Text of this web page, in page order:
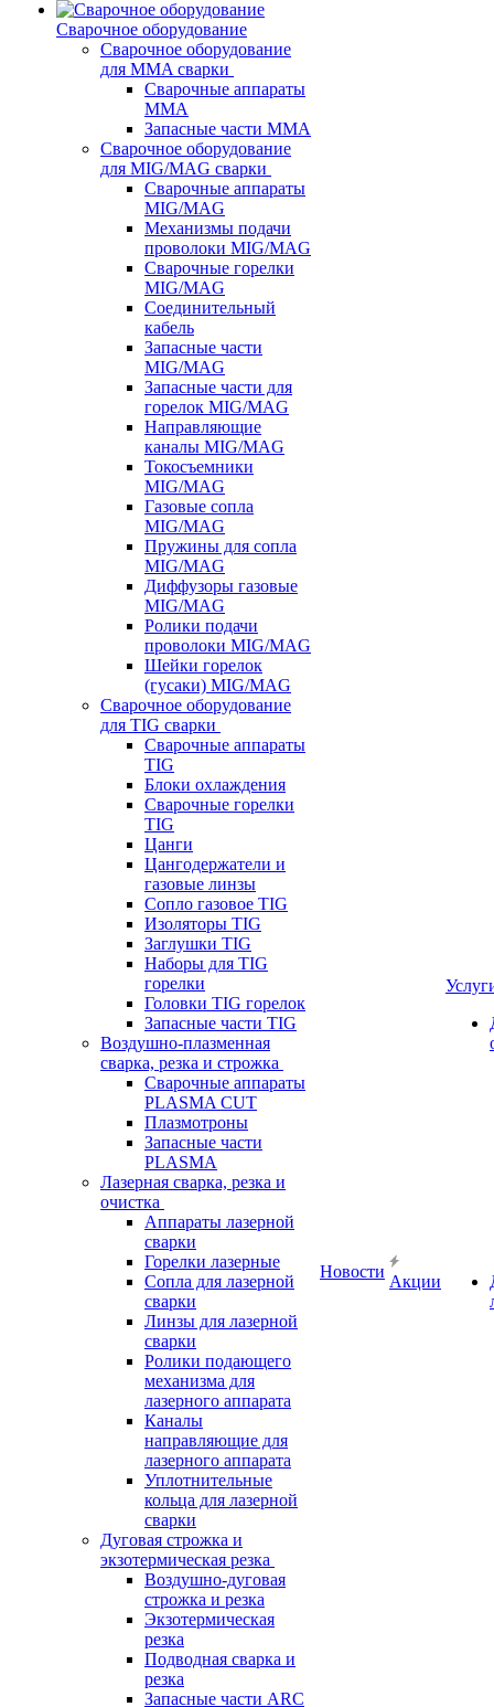
Сварочное оборудование
Сварочное оборудование
для MMA сварки
Сварочные аппараты
MMA
Запасные части MMA
Сварочное оборудование
для MIG/MAG сварки
Сварочные аппараты
MIG/MAG
Механизмы подачи
проволоки MIG/MAG
Сварочные горелки
MIG/MAG
Соединительный
кабель
Запасные части
MIG/MAG
Запасные части для
горелок MIG/MAG
Направляющие
каналы MIG/MAG
Токосъемники
MIG/MAG
Газовые сопла
MIG/MAG
Пружины для сопла
MIG/MAG
Диффузоры газовые
MIG/MAG
Ролики подачи
проволоки MIG/MAG
Шейки горелок
(гусаки) MIG/MAG
Сварочное оборудование
для TIG сварки
Сварочные аппараты
TIG
Блоки охлаждения
Сварочные горелки
TIG
Цанги
Цангодержатели и
газовые линзы
Сопло газовое TIG
Изоляторы TIG
Заглушки TIG
Наборы для TIG
горелки
Головки TIG горелок
Запасные части TIG
Воздушно-плазменная
сварка, резка и строжка
Сварочные аппараты
PLASMA CUT
Плазмотроны
Запасные части
PLASMA
Лазерная сварка, резка и
очистка
Аппараты лазерной
сварки
Горелки лазерные
Сопла для лазерной
сварки
Линзы для лазерной
сварки
Ролики подающего
механизма для
лазерного аппарата
Каналы
направляющие для
лазерного аппарата
Уплотнительные
кольца для лазерной
сварки
Дуговая строжка и
экзотермическая резка
Воздушно-дуговая
строжка и резка
Экзотермическая
резка
Подводная сварка и
резка
Запасные части ARC
Новости
Акции